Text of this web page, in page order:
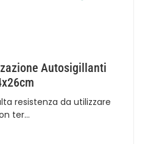
Autosigillanti
resistenza da utilizzare
ter…